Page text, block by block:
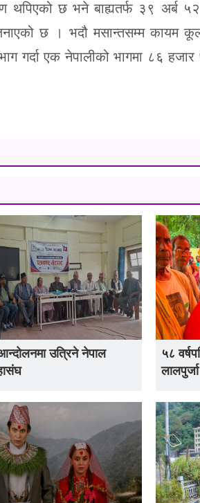
थपिएको छ भने बाह्यतर्फ ३९
छ । भदौ मसान्तसम्म कायम
एक नेपालीको भागमा ८६
उत्रिने नेपाल
५८
लालपुर्जा